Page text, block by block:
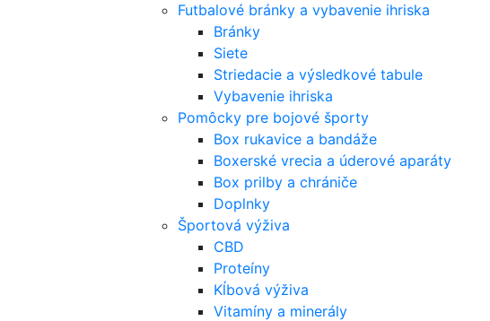
Futbalové bránky a vybavenie ihriska
Bránky
Siete
Striedacie a výsledkové tabule
Vybavenie ihriska
Pomôcky pre bojové športy
Box rukavice a bandáže
Boxerské vrecia a úderové aparáty
Box prilby a chrániče
Doplnky
Športová výživa
CBD
Proteíny
Kĺbová výživa
Vitamíny a minerály